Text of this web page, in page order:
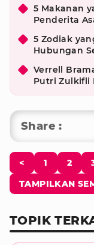
5 Makanan
Penderita
5 Zodiak
Hubungan
Verrell
Putri Zulkifli
Share :
< 1 2
TAMPILKAN
TOPIK